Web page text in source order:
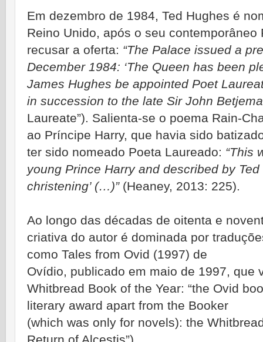
Em dezembro de 1984, Ted Hughes é
Reino Unido, após o seu
recusar a oferta: “The Palace issued a
December 1984: ‘The Queen has been
James Hughes be appointed Poet
in succession to the late Sir John
Laureate”). Salienta-se o poema Rain-
ao Príncipe Harry, que havia sido
ter sido nomeado Poeta Laureado: “This
young Prince Harry and described by
christening’ (…)”(Heaney, 2013: 225).
Ao longo das décadas de oitenta e
criativa do autor é dominada por
como Tales from Ovid (1997) de
Ovídio, publicado em maio de 1997, que
Whitbread Book of the Year: “the Ovid
literary award apart from the Booker
(which was only for novels): the